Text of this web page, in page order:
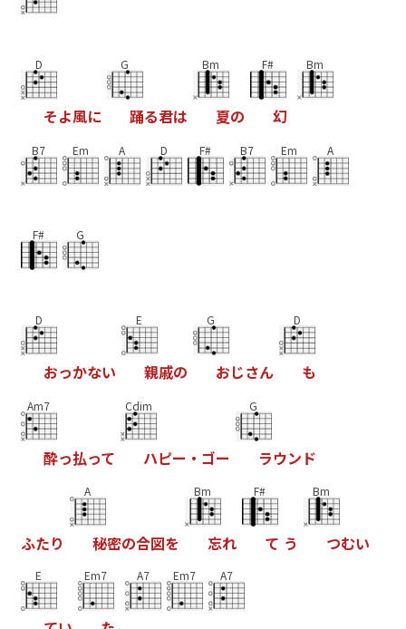
D
そよ風に
G
踊る君は
Bm
夏の
F#
幻
Bm
B7 Em A D F# B7 Em A
F# G
D
おっかない
E
親戚の
G
おじさん
D
も
Am7
酔っ払って
Cdim
ハピー ・ ゴー
G
ラウン ド
ふたり
A
秘密の合図を
Bm
忘れ
F#
て う
Bm
つむい
E Em7 A7 Em7 A7